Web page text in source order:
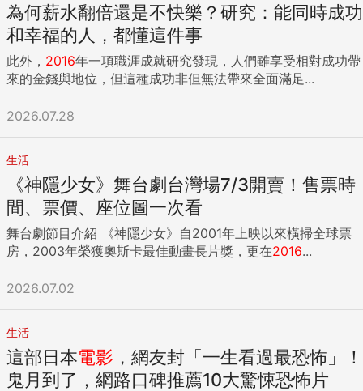
為何薪水翻倍還是不快樂？研究：能同時成功
和幸福的人，都懂這件事
此外， 2016年一項職涯成就研究發現，人們雖享受相對成功帶
來的金錢與地位，但這種成功非但無法帶來全面滿足...
2026.07.28
生活
《神隱少女》舞台劇台灣場7/3開賣！售票時
間、票價、座位圖一次看
舞台劇節目介紹 《神隱少女》自2001年上映以來橫掃全球票
房，2003年榮獲奧斯卡最佳動畫長片獎，更在2016...
2026.07.02
生活
這部日本電影 ，網友封「一生看過最恐怖」！
鬼月到了，網路口碑推薦10大驚悚恐怖片